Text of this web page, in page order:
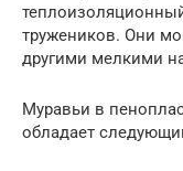
тружеников. Они
другими мелкими
Муравьи в
обладает